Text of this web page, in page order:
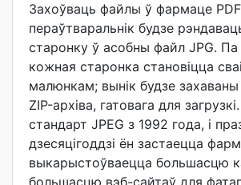
Захоўваць файлы ў фармаце PDF
пераўтваральнік будзе
старонку ў асобны файл JPG. Па
кожная старонка становіцца
малюнкам; вынік будзе
ZIP-архіва, гатовага для
стандарт JPEG з 1992 года, і
дзесяцігоддзі ён застаецца
выкарыстоўваецца большасцю
большасцю вэб-сайтаў для